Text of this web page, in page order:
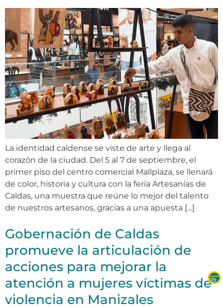
La identidad caldense se viste de arte y llega al
corazón de la ciudad. Del 5 al 7 de septiembre, el
primer piso del centro comercial Mallplaza, se llenará
de color, historia y cultura con la feria Artesanías de
Caldas, una muestra que reúne lo mejor del talento
de nuestros artesanos, gracias a una apuesta […]
Gobernación de Caldas
promueve la articulación de
acciones para mejorar la
atención a mujeres víctimas de
violencia en Manizales